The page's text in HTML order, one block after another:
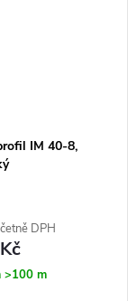
IM 40-8,
DPH
>100 m